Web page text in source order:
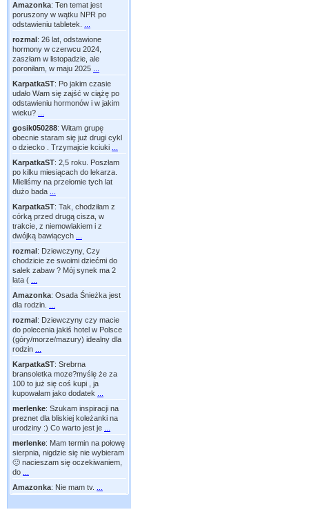
Amazonka: Ten temat jest
poruszony w wątku NPR po
odstawieniu tabletek.
rozmal: 26 lat, odstawione
hormony w czerwcu 2024,
zaszłam w listopadzie, ale
poroniłam, w maju 2025
KarpatkaST: Po jakim czasie
udało Wam się zajść w ciążę po
odstawieniu hormonów i w jakim
wieku?
gosik050288: Witam grupę
obecnie staram się już drugi cykl
o dziecko . Trzymajcie kciuki
KarpatkaST: 2,5 roku. Poszłam
po kilku miesiącach do lekarza.
Mieliśmy na przełomie tych lat
dużo bada
KarpatkaST: Tak, chodziłam z
córką przed drugą cisza, w
trakcie, z niemowlakiem i z
dwójką bawiących
rozmal: Dziewczyny, Czy
chodzicie ze swoimi dziećmi do
salek zabaw ? Mój synek ma 2
lata (
Amazonka: Osada Śnieżka jest
dla rodzin.
rozmal: Dziewczyny czy macie
do polecenia jakiś hotel w Polsce
(góry/morze/mazury) idealny dla
rodzin
KarpatkaST: Srebrna
bransoletka moze?myślę że za
100 to już się coś kupi , ja
kupowałam jako dodatek
merlenke: Szukam inspiracji na
preznet dla bliskiej koleżanki na
urodziny :) Co warto jest je
merlenke: Mam termin na połowę
sierpnia, nigdzie się nie wybieram
🙂 nacieszam się oczekiwaniem,
do
Amazonka: Nie mam tv.